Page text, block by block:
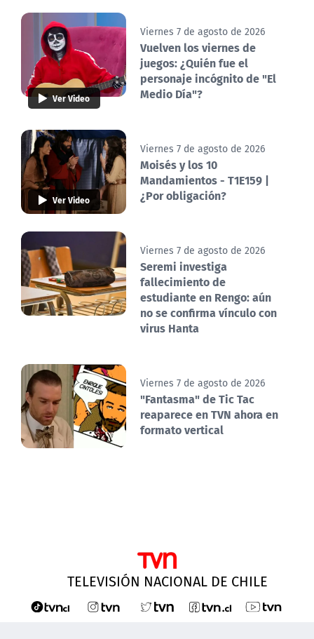
Ver Video
Viernes 7 de agosto de 2026
Vuelven los viernes de
juegos: ¿Quién fue el
personaje incógnito de "El
Medio Día"?
Ver Video
Viernes 7 de agosto de 2026
Moisés y los 10
Mandamientos - T1E159 |
¿Por obligación?
Viernes 7 de agosto de 2026
Seremi investiga
fallecimiento de
estudiante en Rengo: aún
no se confirma vínculo con
virus Hanta
Viernes 7 de agosto de 2026
"Fantasma" de Tic Tac
reaparece en TVN ahora en
formato vertical
TELEVISIÓN NACIONAL DE CHILE